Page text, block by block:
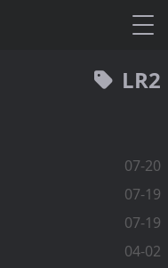
LR2
07-20
07-19
07-19
04-02